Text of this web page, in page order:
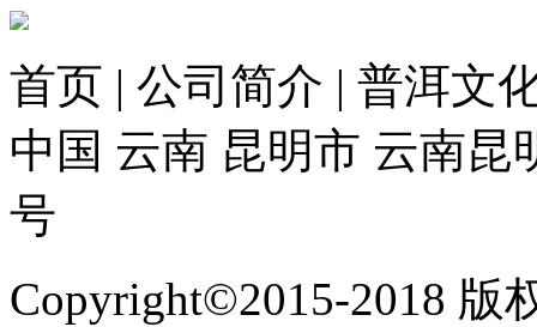
首页 | 公司简介 | 普洱文
中国 云南 昆明市 云南昆
号
Copyright©2015-2018 版